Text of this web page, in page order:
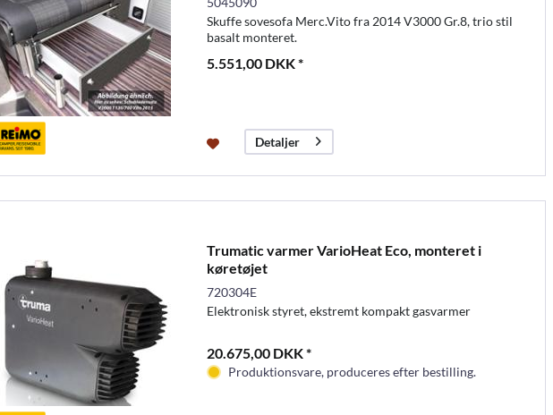
Skuffe sovesofa Merc.Vito fra 2014 V3000 Gr.8, trio stil
basalt monteret.
5.551,00 DKK *
Detaljer
Trumatic varmer VarioHeat Eco, monteret i
køretøjet
720304E
Elektronisk styret, ekstremt kompakt gasvarmer
20.675,00 DKK *
Produktionsvare, produceres efter bestilling.